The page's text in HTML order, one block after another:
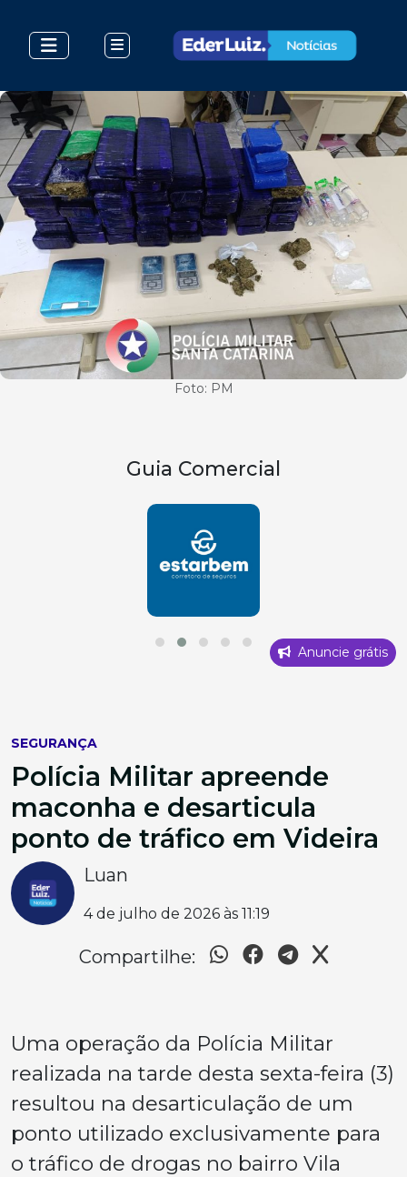
Foto: PM
Guia Comercial
Anuncie grátis
SEGURANÇA
Polícia Militar apreende
maconha e desarticula
ponto de tráfico em Videira
Luan
4 de julho de 2026 às 11:19
Compartilhe:
Uma operação da Polícia Militar
realizada na tarde desta sexta-feira (3)
resultou na desarticulação de um
ponto utilizado exclusivamente para
o tráfico de drogas no bairro Vila